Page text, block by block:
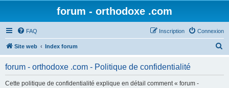
forum - orthodoxe .com
FAQ Connexion
Inscription
Site web Index forum
forum - orthodoxe .com - Politique de confidentialité
Cette politique de confidentialité explique en détail comment « forum -